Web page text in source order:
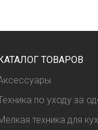
ТОВАРОВ
по уходу за
техника для